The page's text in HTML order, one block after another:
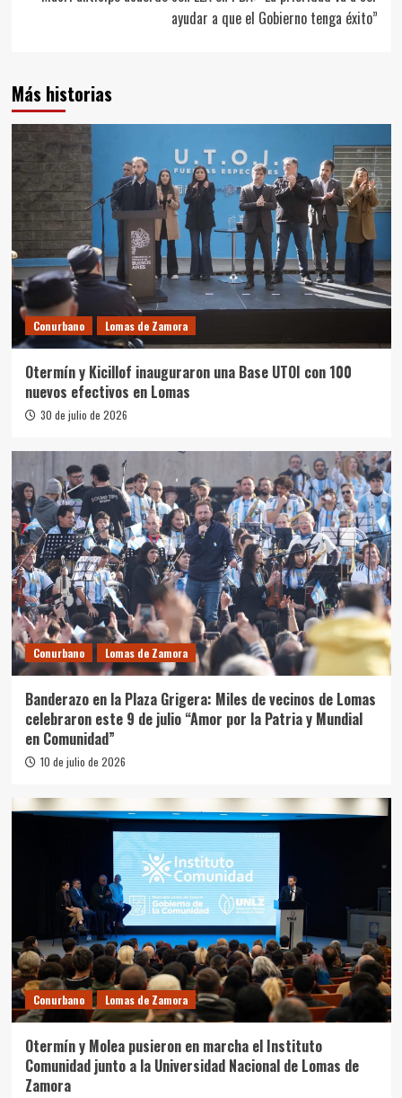
ayudar a que el Gobierno tenga éxito”
Más historias
Conurbano Lomas de Zamora
Otermín y Kicillof inauguraron una Base UTOI con 100
nuevos efectivos en Lomas
30 de julio de 2026
Conurbano Lomas de Zamora
Banderazo en la Plaza Grigera: Miles de vecinos de Lomas
celebraron este 9 de julio “Amor por la Patria y Mundial
en Comunidad”
10 de julio de 2026
Conurbano Lomas de Zamora
Otermín y Molea pusieron en marcha el Instituto
Comunidad junto a la Universidad Nacional de Lomas de
Zamora